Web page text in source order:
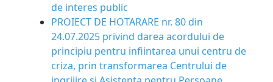
de interes public
PROIECT DE HOTARARE nr. 80 din
24.07.2025 privind darea acordului de
principiu pentru infiintarea unui centru de
criza, prin transformarea Centrului de